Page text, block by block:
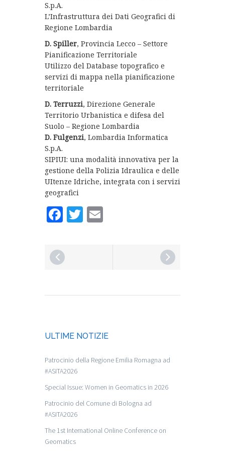
S.p.A.
L’Infrastruttura dei Dati Geografici di
Regione Lombardia
D. Spiller, Provincia Lecco – Settore
Pianificazione Territoriale
Utilizzo del Database topografico e
servizi di mappa nella pianificazione
territoriale
D. Terruzzi, Direzione Generale
Territorio Urbanistica e difesa del
Suolo – Regione Lombardia
D. Fulgenzi, Lombardia Informatica
S.p.A.
SIPIUI: una modalità innovativa per la
gestione della Polizia Idraulica e delle
UItenze Idriche, integrata con i servizi
geografici
Facebook
Twitter
ULTIME NOTIZIE
Patrocinio della Regione Emilia Romagna ad
#ASITA2026
Special Issue: Women in Geomatics in 2026
Patrocinio del Comune di Bologna ad
#ASITA2026
The 1st International Online Conference on
Geomatics